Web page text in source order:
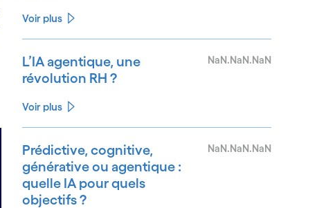
Voir plus
L’IA agentique, une
révolution RH ?
NaN.NaN.NaN
Voir plus
Prédictive, cognitive,
générative ou agentique :
quelle IA pour quels
objectifs ?
NaN.NaN.NaN